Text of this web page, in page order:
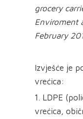
grocery
Enviroment
February
Izvješće je
vrećica:
1. LDPE
vrećica,